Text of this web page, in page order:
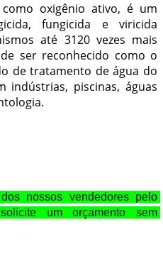
oxigênio ativo, é um
fungicida e viricida
até 3120 vezes mais
ser reconhecido como o
de tratamento de água do
indústrias, piscinas, águas
nossos vendedores pelo
um orçamento sem